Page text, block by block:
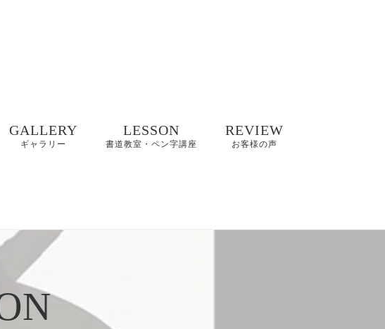
GALLERY
ギャラリー
書道家 藤井碧峰作品
集② 2023年～
制作事例ギャラリー
｜店名・商品ロゴ、
LESSON
書道教室・ペン字講座
REVIEW
お客様の声